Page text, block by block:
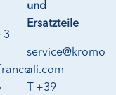
3
und
Ersatzteile
service@kromo-
ali.com
T +39